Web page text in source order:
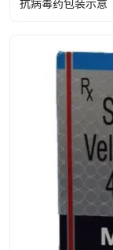
抗病毒药包装示意